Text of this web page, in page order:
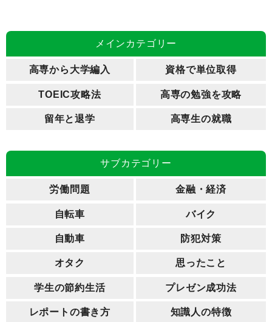
メインカテゴリー
高専から大学編入 資格で単位取得
TOEIC攻略法 高専の勉強を攻略
留年と退学 高専生の就職
サブカテゴリー
労働問題 金融・経済
自転車 バイク
自動車 防犯対策
オタク 思ったこと
学生の節約生活 プレゼン成功法
レポートの書き方 知識人の特徴